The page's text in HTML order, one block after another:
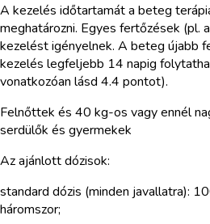
A kezelés időtartamát a beteg
meghatározni. Egyes fertőzések (pl.
kezelést igényelnek. A beteg újabb
kezelés legfeljebb 14 napig
vonatkozóan lásd 4.4 pontot).
Felnőttek és 40 kg-os vagy ennél
serdülők és gyermekek
Az ajánlott dózisok:
standard dózis (minden javallatra):
háromszor;